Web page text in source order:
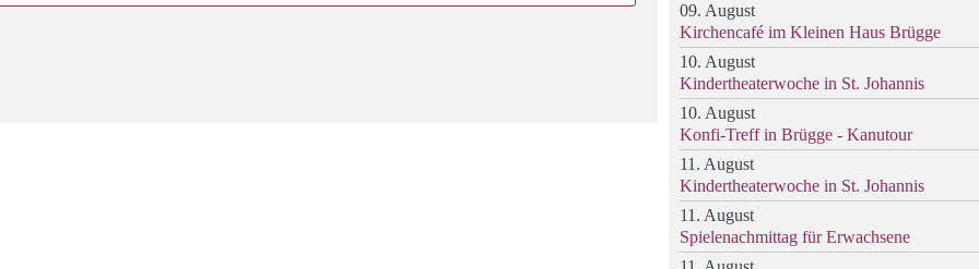
09. August
Kirchencafé im Kleinen Haus Brügge
10. August
Kindertheaterwoche in St. Johannis
10. August
Konfi-Treff in Brügge - Kanutour
11. August
Kindertheaterwoche in St. Johannis
11. August
Spielenachmittag für Erwachsene